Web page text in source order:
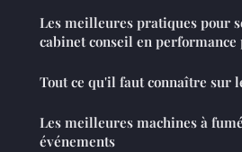
Les meilleures pratiques pour
cabinet conseil en
Tout ce qu'il faut connaître sur
Les meilleures machines à
événements